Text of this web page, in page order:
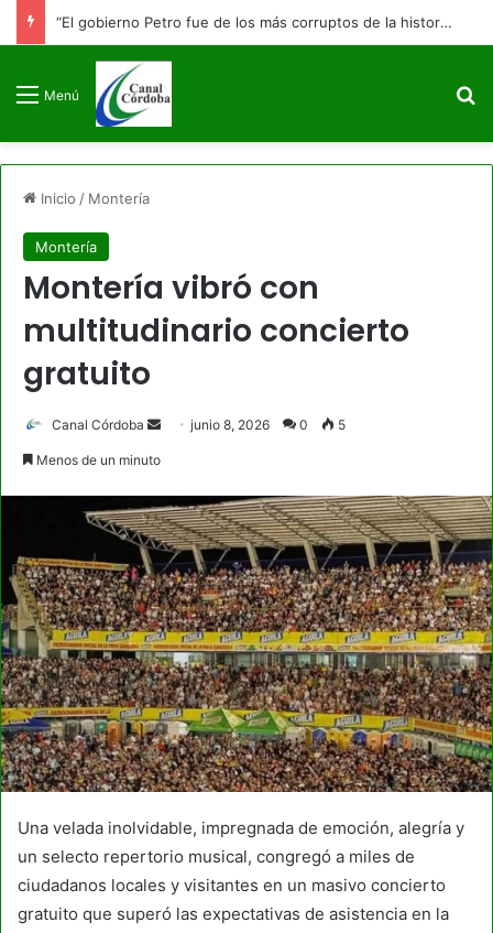
“El gobierno Petro fue de los más corruptos de la historia”: Abelardo De La Espriella promete llevar cualquier prueba ante la justicia
Menú
Inicio / Montería
Montería
Montería vibró con
multitudinario concierto
gratuito
Canal Córdoba
Sendjunio 8, 2026 0 5
Menos de un minuto
Una velada inolvidable, impregnada de emoción, alegría y
un selecto repertorio musical, congregó a miles de
ciudadanos locales y visitantes en un masivo concierto
gratuito que superó las expectativas de asistencia en la